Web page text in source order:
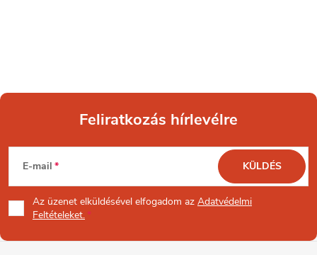
L
á
b
Feliratkozás hírlevélre
E-mail
Az üzenet elküldésével elfogadom az Adatvédelmi
Feltételeket.
KÜLDÉS